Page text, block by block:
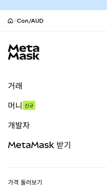
Con/AUD
거래
무기한 선물
실물자산
머니 신규
개발자
MetaMask 받기
가격 둘러보기